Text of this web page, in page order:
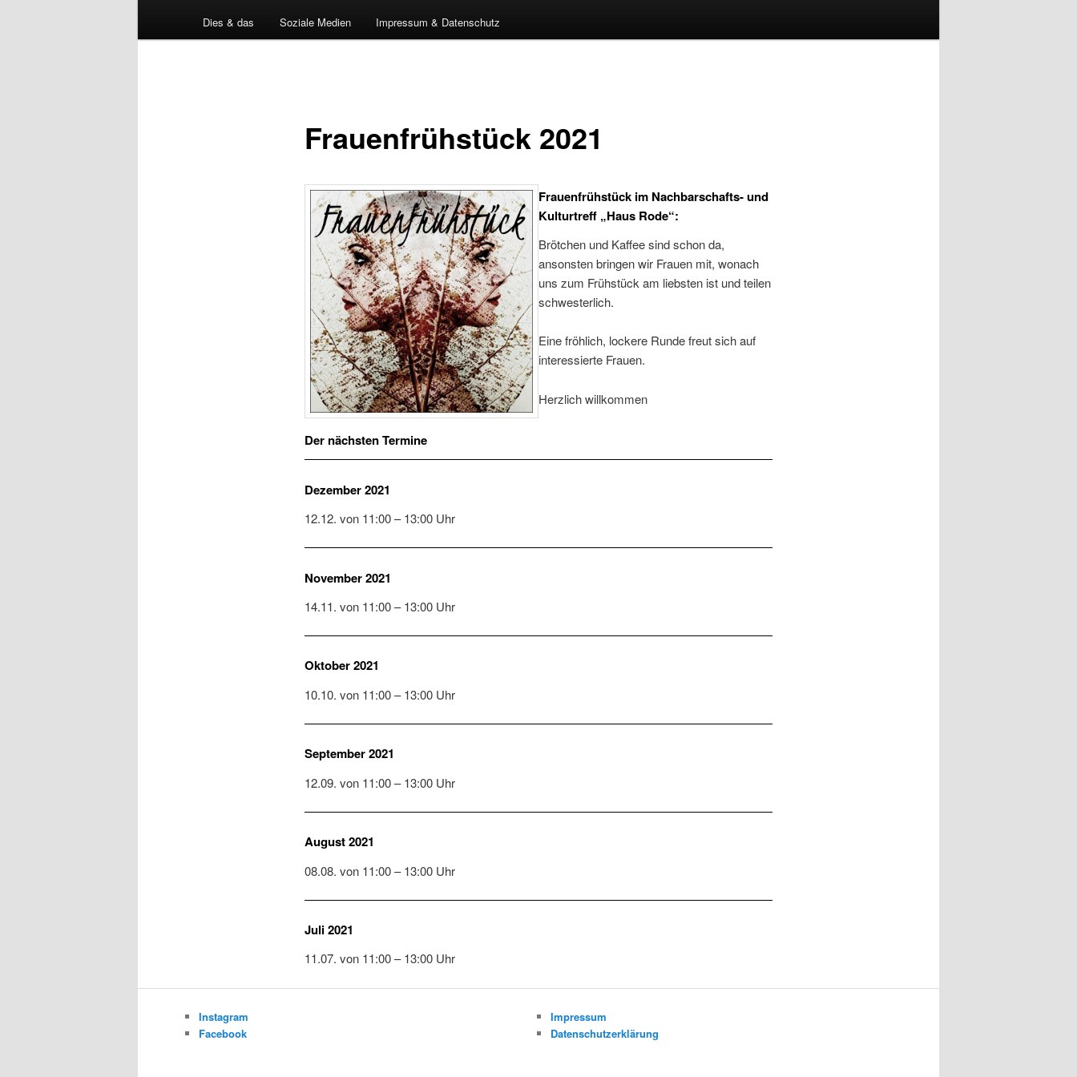
Dies & das Soziale Medien Impressum & Datenschutz
Frauenfrühstück 2021
Frauenfrühstück im Nachbarschafts- und
Kulturtreff „Haus Rode“:
Brötchen und Kaffee sind schon da,
ansonsten bringen wir Frauen mit, wonach
uns zum Frühstück am liebsten ist und teilen
schwesterlich.
Eine fröhlich, lockere Runde freut sich auf
interessierte Frauen.
Herzlich willkommen
Der nächsten Termine
Dezember 2021
12.12. von 11:00 – 13:00 Uhr
November 2021
14.11. von 11:00 – 13:00 Uhr
Oktober 2021
10.10. von 11:00 – 13:00 Uhr
September 2021
12.09. von 11:00 – 13:00 Uhr
August 2021
08.08. von 11:00 – 13:00 Uhr
Juli 2021
11.07. von 11:00 – 13:00 Uhr
Instagram
Facebook
Impressum
Datenschutzerklärung